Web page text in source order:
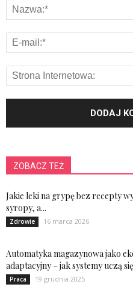
ZOBACZ TEŻ
Jakie leki na grypę bez recepty
syropy, a...
Zdrowie 16 marca 2026
Automatyka magazynowa jako
adaptacyjny – jak systemy uczą
Praca 19 grudnia 2025